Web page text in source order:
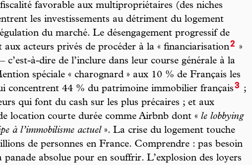
favorable aux multipropriétaires (des niches
les investissements au détriment du logement
du marché. Le désengagement progressif de
aux acteurs privés de procéder à la « financiarisation2 »
c’est-à-dire de l’inclure dans leur course générale à la
spéciale « charognard » aux 10 % de Français les
concentrent 44 % du patrimoine immobilier français3
;
qui font du cash sur les plus précaires ; et aux
location courte durée comme Airbnb dont « le lobbying
à l’immobilisme actuel ». La crise du logement touche
de personnes en France. Comprendre : pas besoin
panade absolue pour en souffrir. L’explosion des loyers